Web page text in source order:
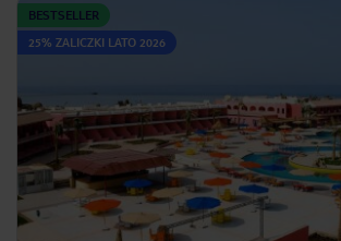
BESTSELLER
25% ZALICZKI LATO 2026